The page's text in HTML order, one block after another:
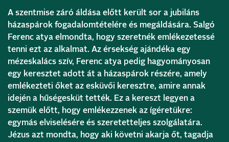
A szentmise záró áldása előtt került sor a jubiláns
házaspárok fogadalomtételére és megáldására. Salgó
Ferenc atya elmondta, hogy szeretnék emlékezetessé
tenni ezt az alkalmat. Az érsekség ajándéka egy
mézeskalács szív, Ferenc atya pedig hagyományosan
egy keresztet adott át a házaspárok részére, amely
emlékezteti őket az esküvői keresztre, amire annak
idején a hűségesküt tették. Ez a kereszt legyen a
szemük előtt, hogy emlékezzenek az ígéretükre:
egymás elviselésére és szeretetteljes szolgálatára.
Jézus azt mondta, hogy aki követni akarja őt, tagadja